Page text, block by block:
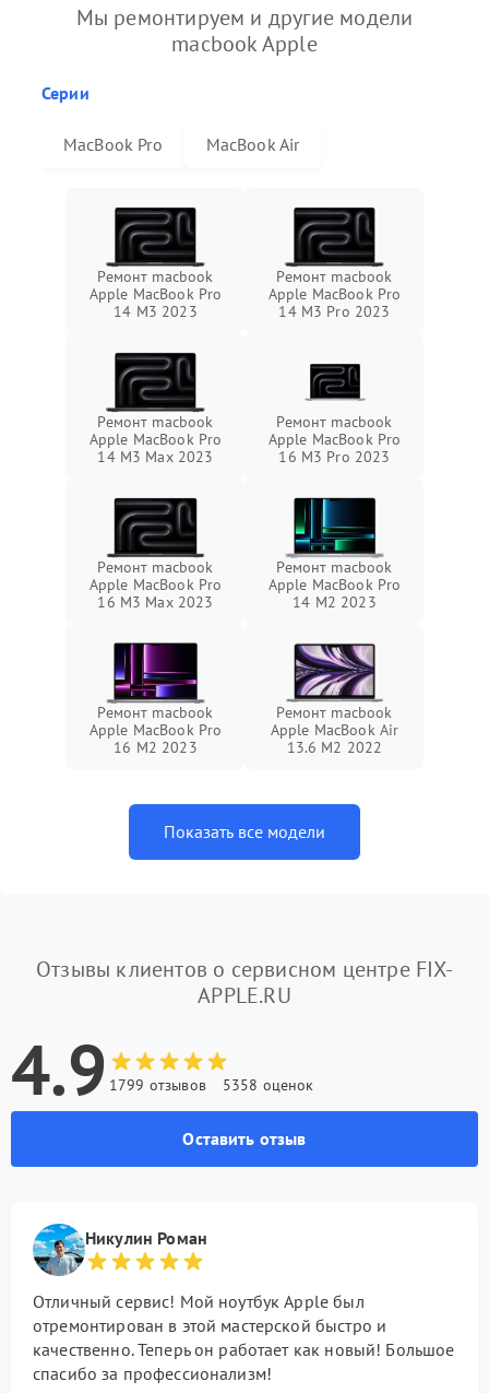
Мы ремонтируем и другие модели
macbook Apple
Серии
MacBook Pro MacBook Air
Ремонт macbook
Apple MacBook Pro
14 M3 2023
Ремонт macbook
Apple MacBook Pro
14 M3 Pro 2023
Ремонт macbook
Apple MacBook Pro
14 M3 Max 2023
Ремонт macbook
Apple MacBook Pro
16 M3 Pro 2023
Ремонт macbook
Apple MacBook Pro
16 M3 Max 2023
Ремонт macbook
Apple MacBook Pro
14 M2 2023
Ремонт macbook
Apple MacBook Pro
16 M2 2023
Ремонт macbook
Apple MacBook Air
13.6 M2 2022
Показать все модели
Отзывы клиентов о сервисном центре FIX-
APPLE.RU
4.9 1799 отзывов 5358 оценок
Оставить отзыв
Никулин Роман
Отличный сервис! Мой ноутбук Apple был
отремонтирован в этой мастерской быстро и
качественно. Теперь он работает как новый! Большое
спасибо за профессионализм!